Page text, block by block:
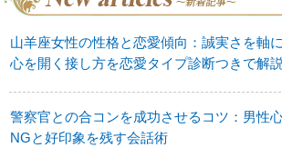
山羊座女性の性格と恋愛傾向：誠実さを軸
心を開く接し方を恋愛タイプ診断つきで解説
警察官との合コンを成功させるコツ：男性
NGと好印象を残す会話術